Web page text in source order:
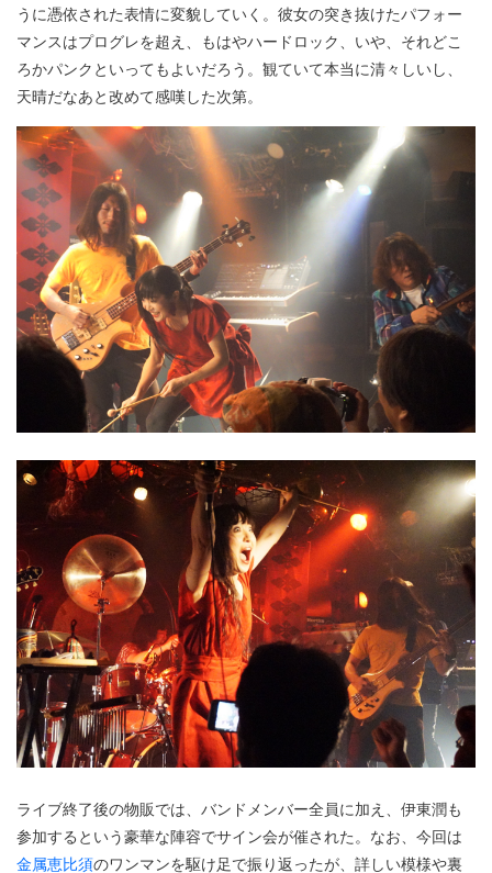
うに憑依された表情に変貌していく。彼女の突き抜けたパフォー
マンスはプログレを超え、もはやハードロック、いや、それどこ
ろかパンクといってもよいだろう。観ていて本当に清々しいし、
天晴だなあと改めて感嘆した次第。
ライブ終了後の物販では、バンドメンバー全員に加え、伊東潤も
参加するという豪華な陣容でサイン会が催された。なお、今回は
金属恵比須のワンマンを駆け足で振り返ったが、詳しい模様や裏